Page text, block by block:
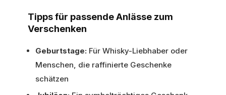
Tipps für passende Anlässe zum
Verschenken
Geburtstage: Für Whisky-Liebhaber oder
Menschen, die raffinierte Geschenke
schätzen